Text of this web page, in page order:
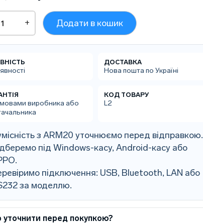
+ Додати в кошик
ДОСТАВКА
Нова пошта по Україні
виробника або
КОД ТОВАРУ
L2
з ARM20 уточнюємо перед відправкою.
під Windows-касу, Android-касу або
підключення: USB, Bluetooth, LAN або
за моделлю.
перед покупкою?